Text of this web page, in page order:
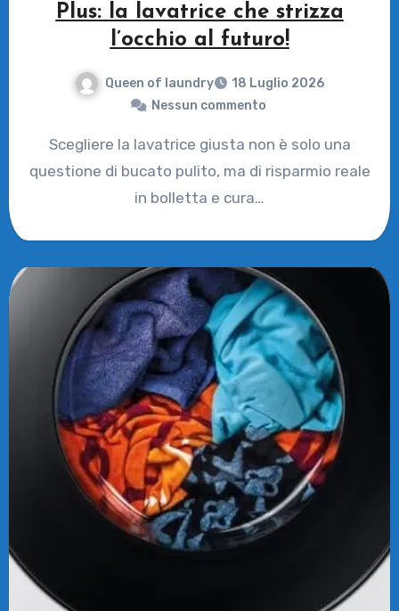
Plus: la lavatrice che strizza
l’occhio al futuro!
Queen of laundry
18 Luglio 2026
Nessun commento
Scegliere la lavatrice giusta non è solo una
questione di bucato pulito, ma di risparmio reale
in bolletta e cura…